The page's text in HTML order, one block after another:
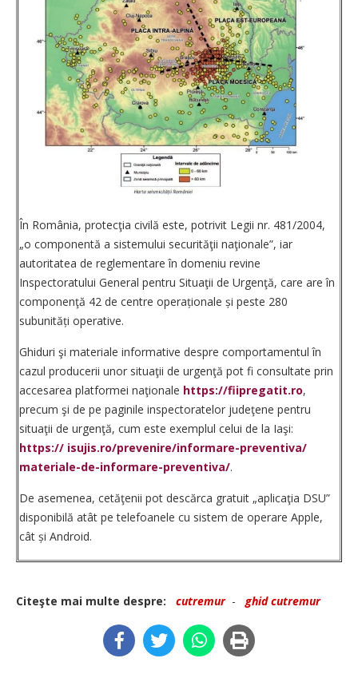
În România, protecţia civilă este, potrivit Legii nr. 481/2004,
„o componentă a sistemului securităţii naţionale”, iar
autoritatea de reglementare în domeniu revine
Inspectoratului General pentru Situaţii de Urgenţă, care are în
componenţă 42 de centre operaționale și peste 280
subunități operative.
Ghiduri şi materiale informative despre comportamentul în
cazul producerii unor situaţii de urgenţă pot fi consultate prin
accesarea platformei naţionale https://fiipregatit.ro,
precum şi de pe paginile inspectoratelor judeţene pentru
situaţii de urgenţă, cum este exemplul celui de la Iaşi:
https:// isujis.ro/prevenire/informare-preventiva/
materiale-de-informare-preventiva/.
De asemenea, cetăţenii pot descărca gratuit „aplicaţia DSU”
disponibilă atât pe telefoanele cu sistem de operare Apple,
cât și Android.
Citeşte mai multe despre: cutremur- ghid cutremur